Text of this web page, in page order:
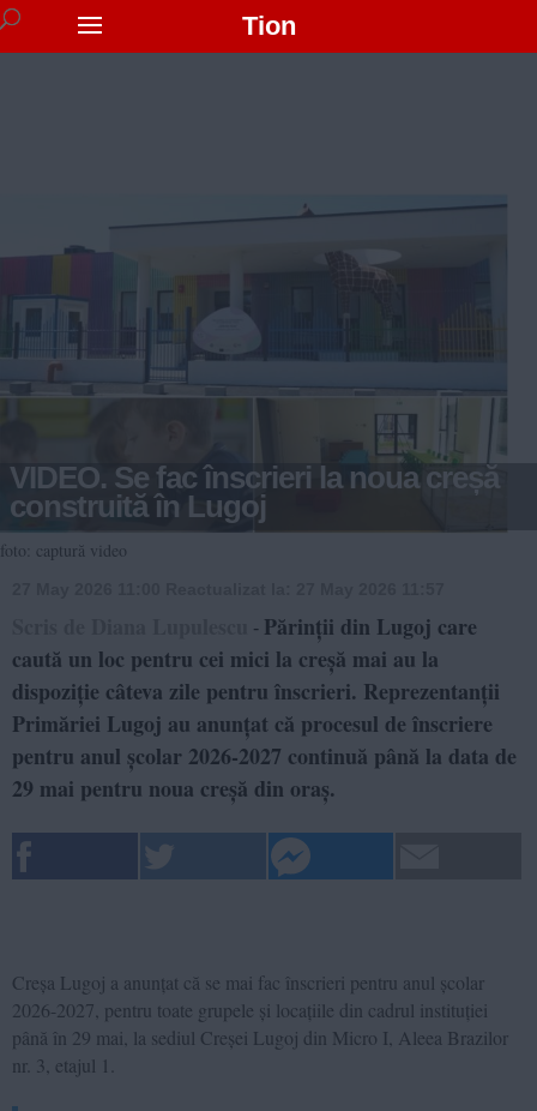
Tion
VIDEO. Se fac înscrieri la noua creșă
construită în Lugoj
foto: captură video
- Părinții din Lugoj care
caută un loc pentru cei mici la creșă mai au la
dispoziție câteva zile pentru înscrieri. Reprezentanții
Primăriei Lugoj au anunțat că procesul de înscriere
pentru anul școlar 2026-2027 continuă până la data de
29 mai pentru noua creșă din oraș.
Creșa Lugoj a anunțat că se mai fac înscrieri pentru anul școlar
2026-2027, pentru toate grupele și locațiile din cadrul instituției
până în 29 mai, la sediul Creșei Lugoj din Micro I, Aleea Brazilor
nr. 3, etajul 1.